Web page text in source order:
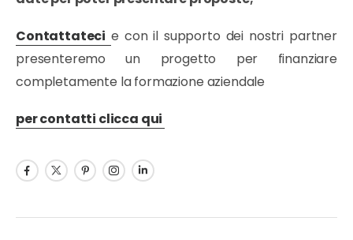
Contattateci e con il supporto dei nostri partner
presenteremo un progetto per finanziare
completamente la formazione aziendale
per contatti clicca qui